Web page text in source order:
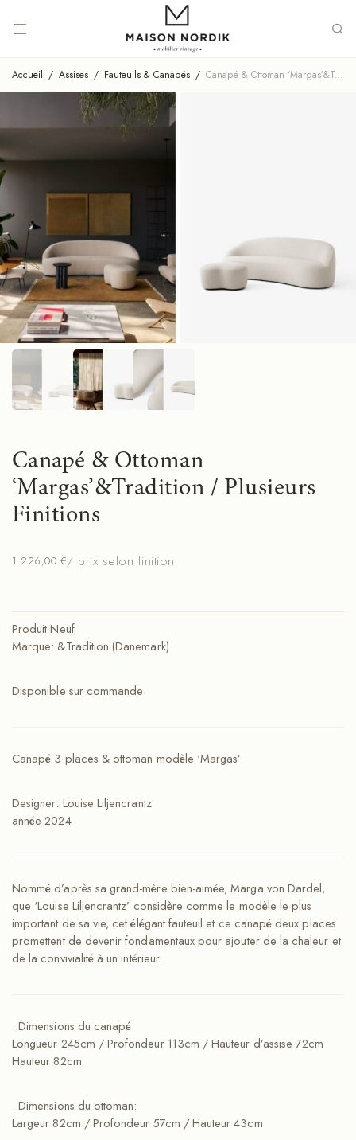
Accueil / Assises / Fauteuils & Canapés / Canapé & Ottoman ‘Margas’&Tradition / Plusieurs Finitions
Canapé & Ottoman
‘Margas’&Tradition / Plusieurs
Finitions
1 226,00 €/ prix selon finition
Produit Neuf
Marque: &Tradition (Danemark)
Disponible sur commande
Canapé 3 places & ottoman modèle ‘Margas’
Designer: Louise Liljencrantz
année 2024
Nommé d’après sa grand-mère bien-aimée, Marga von Dardel,
que ‘Louise Liljencrantz’ considère comme le modèle le plus
important de sa vie, cet élégant fauteuil et ce canapé deux places
promettent de devenir fondamentaux pour ajouter de la chaleur et
de la convivialité à un intérieur.
. Dimensions du canapé:
Longueur 245cm / Profondeur 113cm / Hauteur d’assise 72cm
Hauteur 82cm
. Dimensions du ottoman:
Largeur 82cm / Profondeur 57cm / Hauteur 43cm